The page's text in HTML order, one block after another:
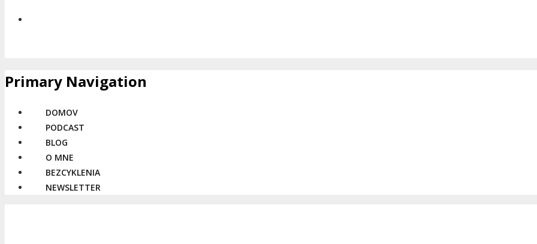
Primary Navigation
DOMOV
PODCAST
BLOG
O MNE
BEZCYKLENIA
NEWSLETTER